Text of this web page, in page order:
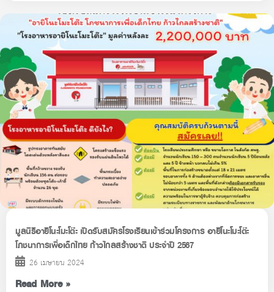
มูลนิธิอายิโนะโมะโต๊ะ เปิดรับสมัครโรงเรียนเข้าร่วมโครงการ อายิโนะโมะโต๊ะ
โภชนาการเพื่อเด็กไทย ก้าวไกลสร้างชาติ ประจำปี 2567
26 เมษายน 2024
Read More »